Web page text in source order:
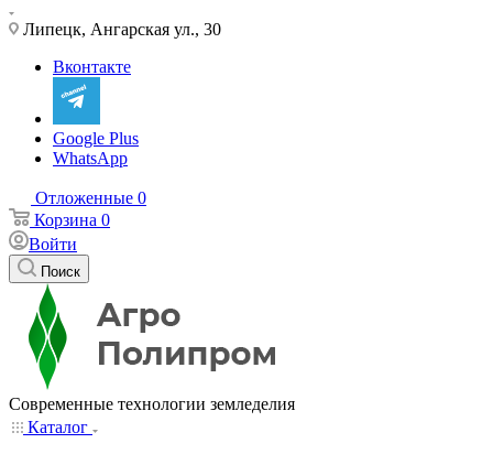
Липецк, Ангарская ул., 30
Вконтакте
Google Plus
WhatsApp
Отложенные 0
Корзина 0
Войти
Поиск
Современные технологии земледелия
Каталог